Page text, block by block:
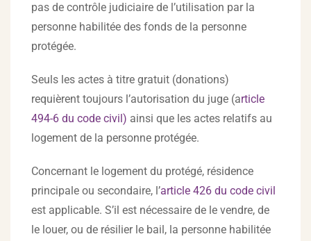
pas de contrôle judiciaire de l’utilisation par la
personne habilitée des fonds de la personne
protégée.
Seuls les actes à titre gratuit (donations)
requièrent toujours l’autorisation du juge (article
494-6 du code civil) ainsi que les actes relatifs au
logement de la personne protégée.
Concernant le logement du protégé, résidence
principale ou secondaire, l’article 426 du code civil
est applicable. S’il est nécessaire de le vendre, de
le louer, ou de résilier le bail, la personne habilitée